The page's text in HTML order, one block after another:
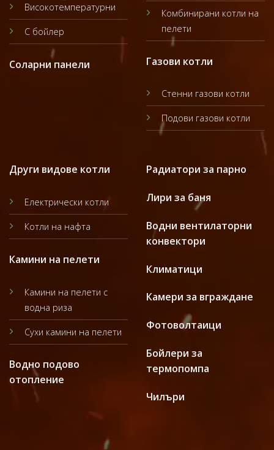
Високотемпературни
С бойлер
Соларни панели
Комбинирани котли на
пелети
Газови котли
Стенни газови котли
Подови газови котли
Други видове котли
Електрически котли
Котли на нафта
Камини на пелети
Камини на пелети с
водна риза
Сухи камини на пелети
Водно подово
отопление
Радиатори за парно
Лири за баня
Водни вентилаторни
конвектори
Климатици
Камери за вграждане
Фотоволтаици
Бойлери за
термопомпа
Чилъри